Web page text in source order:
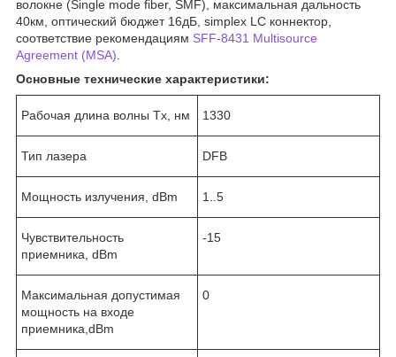
волокне (Single mode fiber, SMF), максимальная дальность
40км, оптический бюджет 16дБ, simplex LC коннектор,
соответствие рекомендациям SFF-8431 Multisource
Agreement (MSA).
Основные технические характеристики:
Рабочая длина волны Tx, нм 1330
Тип лазера DFB
Мощность излучения, dBm 1..5
Чувствительность
приемника, dBm
-15
Максимальная допустимая
мощность на входе
приемника,dBm
0